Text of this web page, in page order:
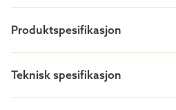
MÅLTILPASSEDE DELER
Tilpass delene etter dine mål
WG 25 i spesialmål, og få dem
Produktspesifikasjon
Teknisk spesifikasjon